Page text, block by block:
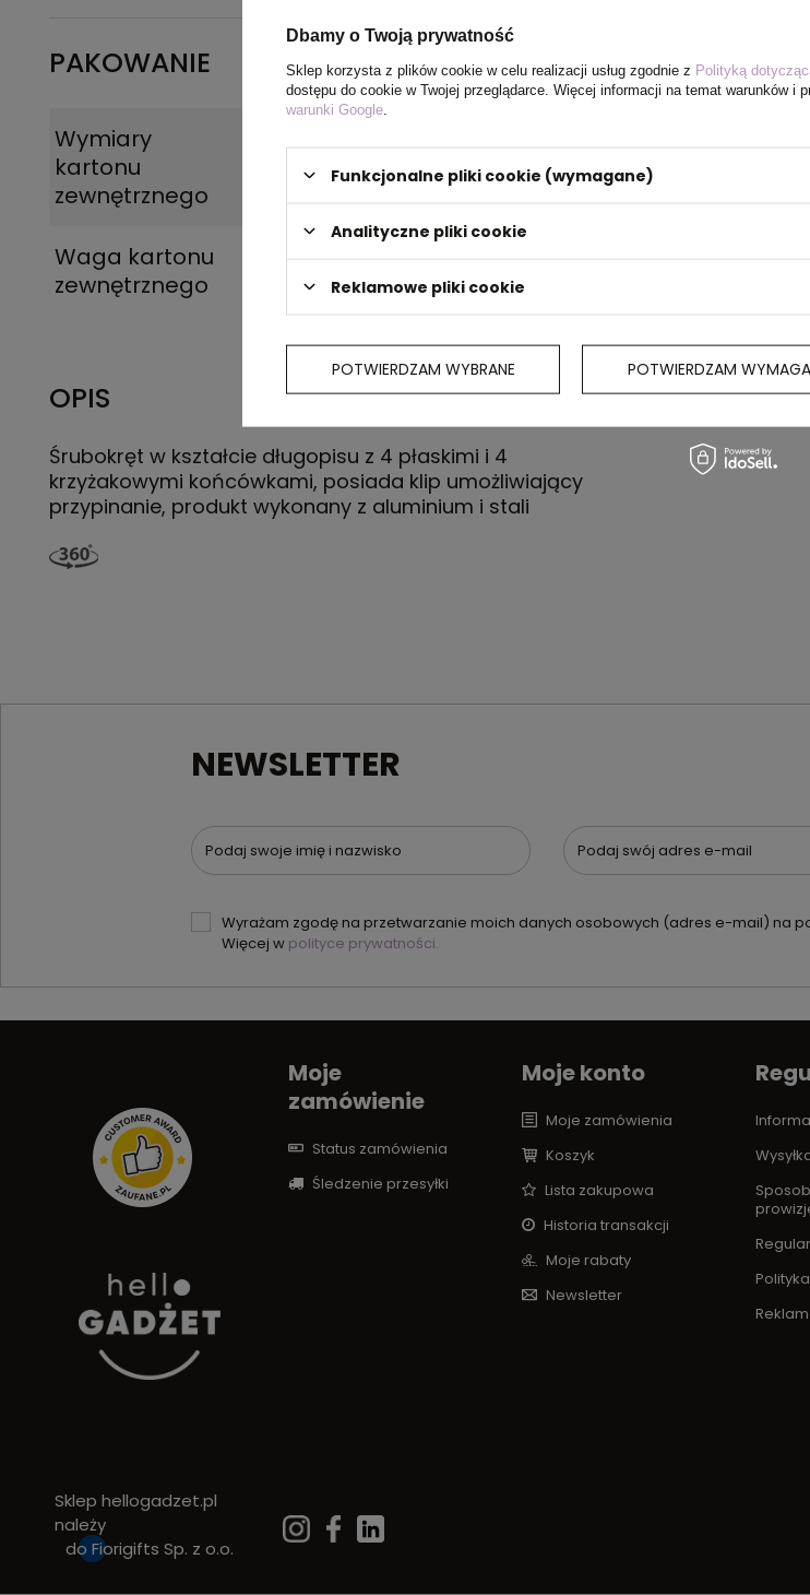
PAKOWANIE
Wymiary
kartonu
zewnętrznego
Waga kartonu
zewnętrznego
OPIS
Śrubokręt w kształcie długopisu z 4 płaskimi i 4
krzyżakowymi końcówkami, posiada klip umożliwiający
przypinanie, produkt wykonany z aluminium i stali
NEWSLETTER
Podaj swoje imię i nazwisko Podaj swój adres e-mail
Wyrażam zgodę na przetwarzanie moich danych osobowych (adres e-mail) na
Więcej w polityce prywatności.
Sklep hellogadzet.pl
należy
do Fiorigifts Sp. z o.o.
Moje
zamówienie
Status zamówienia
Śledzenie przesyłki
Moje konto
Moje zamówienia
Koszyk
Lista zakupowa
Historia transakcji
Moje rabaty
Newsletter
Dbamy o Twoją prywatność
Sklep korzysta z plików cookie w celu realizacji usług zgodnie z Polityką
dostępu do cookie w Twojej przeglądarce. Więcej informacji na temat warunków i
warunki Google
Funkcjonalne pliki cookie (wymagane)
Analityczne pliki cookie
Reklamowe pliki cookie
POTWIERDZAM WYBRANE POTWIERDZAM